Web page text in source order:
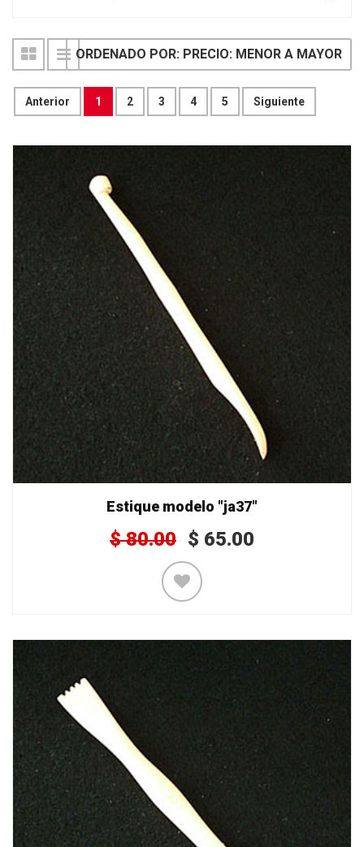
Anterior 1 2 3 4 5 Siguiente
ORDENADO POR: PRECIO: MENOR A MAYOR
Estique modelo "ja37"
$80.00 $ 65.00